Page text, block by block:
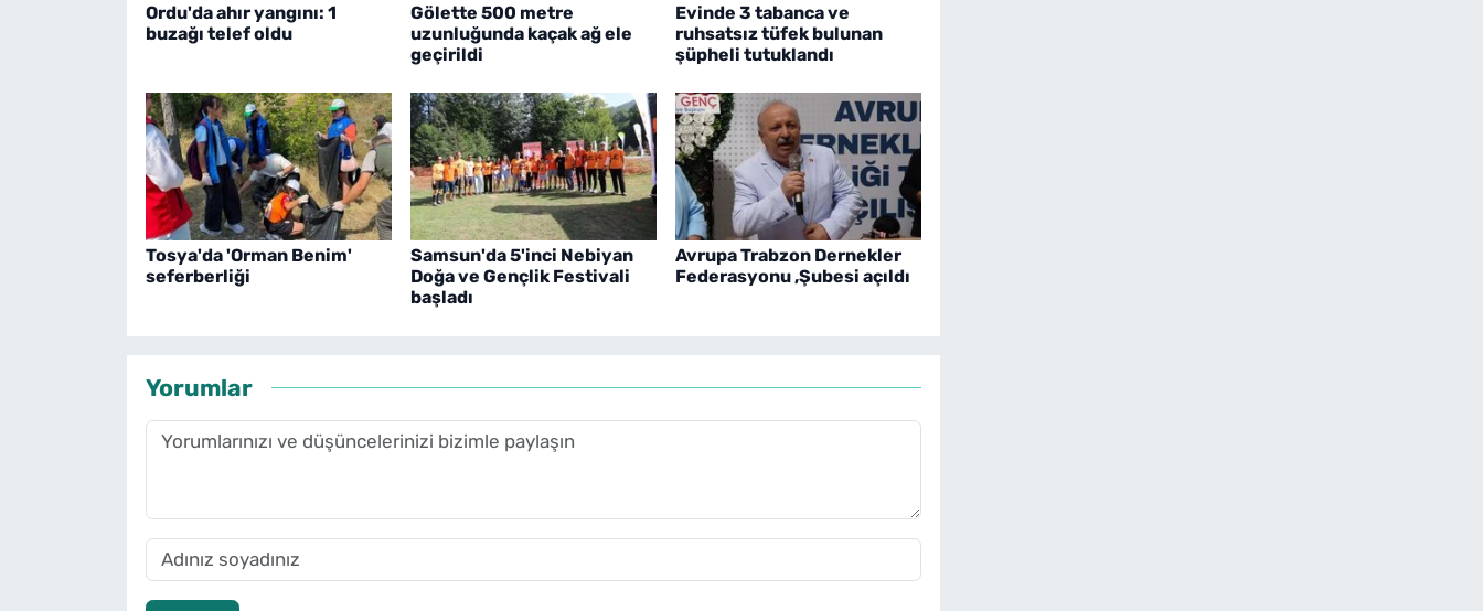
Ordu'da ahır yangını: 1
buzağı telef oldu
Gölette 500 metre
uzunluğunda kaçak ağ ele
geçirildi
Evinde 3 tabanca ve
ruhsatsız tüfek bulunan
şüpheli tutuklandı
Tosya'da 'Orman Benim'
seferberliği
Samsun'da 5'inci Nebiyan
Doğa ve Gençlik Festivali
başladı
Avrupa Trabzon Dernekler
Federasyonu ,Şubesi açıldı
Yorumlar